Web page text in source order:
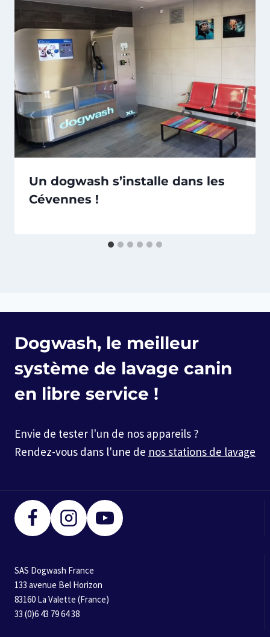
Un dogwash s’installe dans les
Cévennes !
Dogwash, le meilleur
système de lavage canin
en libre service !
Envie de tester l'un de nos appareils ?
Rendez-vous dans l'une de nos stations de lavage
SAS Dogwash France
133 avenue Bel Horizon
83160 La Valette (France)
33 (0)6 43 79 64 38